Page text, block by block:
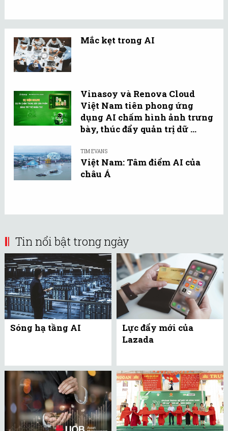
Mắc kẹt trong AI
Vinasoy và Renova Cloud
Việt Nam tiên phong ứng
dụng AI chấm hình ảnh trưng
bày, thúc đẩy quản trị dữ ...
TIM EVANS
Việt Nam: Tâm điểm AI của
châu Á
Tin nổi bật trong ngày
Sóng hạ tầng AI
Lực đẩy mới của
Lazada